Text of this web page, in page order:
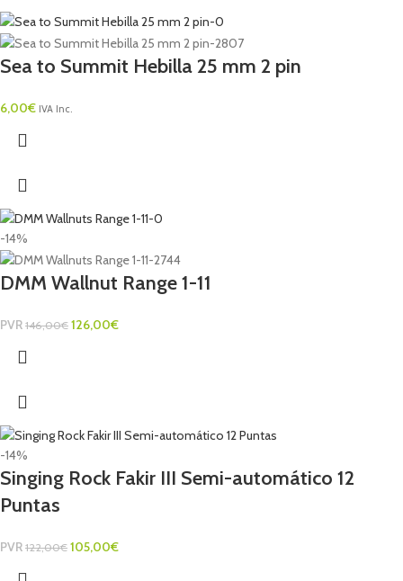
Sea to Summit Hebilla 25 mm 2 pin
6,00€ IVA Inc.
-14%
DMM Wallnut Range 1-11
PVR 146,00€ 126,00€
-14%
Singing Rock Fakir III Semi-automático 12
Puntas
PVR 122,00€ 105,00€